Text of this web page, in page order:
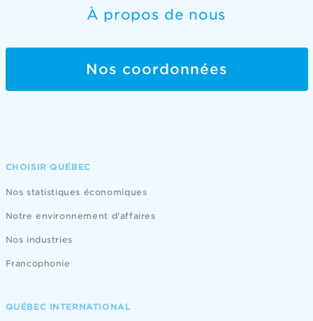
À propos de nous
Nos coordonnées
CHOISIR QUÉBEC
Nos statistiques économiques
Notre environnement d'affaires
Nos industries
Francophonie
QUÉBEC INTERNATIONAL